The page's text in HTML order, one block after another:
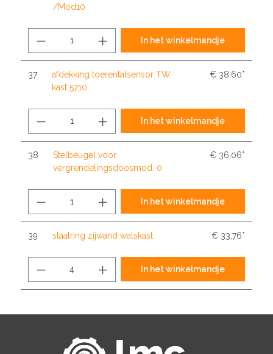
/Mod10
In het winkelmandje
37
afdekking toerentalsensor TW
kast 5710
€ 38,60*
In het winkelmandje
38
Stelbeugel voor
vergrendelingsdoosmod. 0
€ 36,06*
In het winkelmandje
39 staalring zijwand walskast € 33,76*
In het winkelmandje